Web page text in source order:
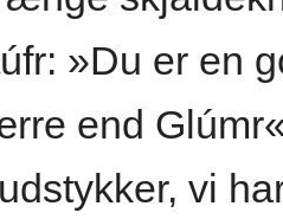
»Du er en
end
vi